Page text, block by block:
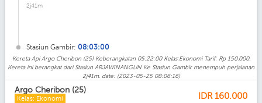
2j41m
Stasiun Gambir: 08:03:00
Kereta Api Argo Cheribon (25) Keberangkatan 05:22:00 Kelas:Ekonomi Tarif: Rp 150.000.
Kereta ini berangkat dari Stasiun ARJAWINANGUN Ke Stasiun Gambir menempuh perjalanan
2j41m. date: (2023-05-25 08:06:16)
Argo Cheribon (25)
Kelas: Ekonomi IDR 160.000